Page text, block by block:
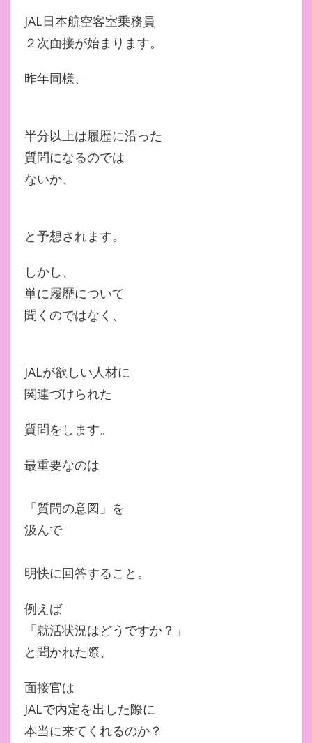
JAL日本航空客室乗務員
２次面接が始まります。
昨年同様、
半分以上は履歴に沿った
質問になるのでは
ないか、
と予想されます。
しかし、
単に履歴について
聞くのではなく、
JALが欲しい人材に
関連づけられた
質問をします。
最重要なのは
「質問の意図」を
汲んで
明快に回答すること。
例えば
「就活状況はどうですか？」
と聞かれた際、
面接官は
JALで内定を出した際に
本当に来てくれるのか？